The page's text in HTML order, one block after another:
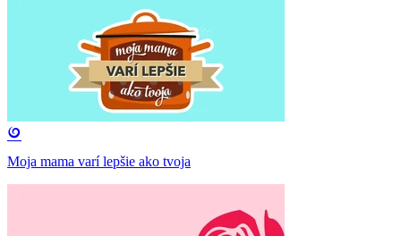
Moja mama varí lepšie ako tvoja